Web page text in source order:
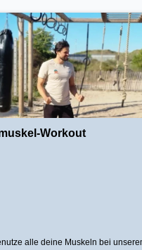
Workout
alle deine Muskeln bei